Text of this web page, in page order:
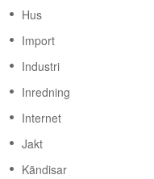
Hus
Import
Industri
Inredning
Internet
Jakt
Kändisar